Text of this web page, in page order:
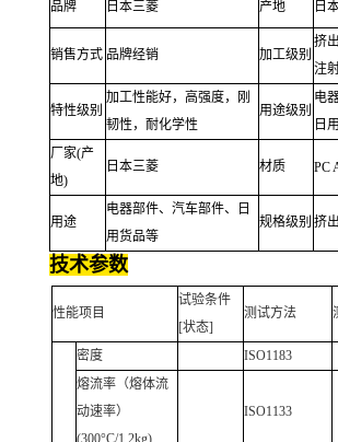
品牌 日本三菱 产地 日
销售方式 品牌经销 加工级别
挤
注
特性级别
加工性能好，高强度，刚
韧性，耐化学性
用途级别
电
日
厂家(产
地)
日本三菱 材质 PC
用途
电器部件、汽车部件、日
用货品等
规格级别 挤
技术参数
性能项目
试验条件
[状态]
测试方法
密度 ISO1183
熔流率（熔体流
动速率）
(300°C/1.2kg)
ISO1133